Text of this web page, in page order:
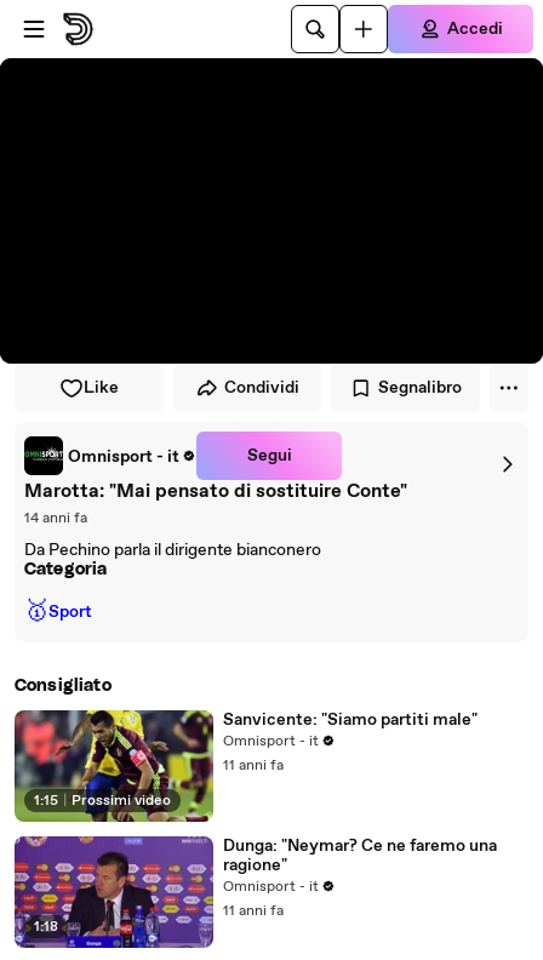
Vai al lettore
Passa al contenuto principale
Accedi
Like Condividi Segnalibro
Omnisport - it Segui
Marotta: "Mai pensato di sostituire Conte"
14 anni fa
Da Pechino parla il dirigente bianconero
Categoria
🥇Sport
Consigliato
1:15 Prossimi video
Sanvicente: "Siamo partiti male"
Omnisport - it
11 anni fa
1:18
Dunga: "Neymar? Ce ne faremo una
ragione"
Omnisport - it
11 anni fa